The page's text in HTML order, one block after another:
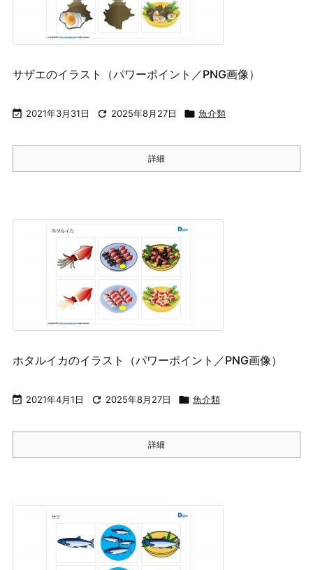
サザエのイラスト（パワーポイント／PNG画像）
 2021年3月31日  2025年8月27日  魚介類
詳細
ホタルイカのイラスト（パワーポイント／PNG画像）
 2021年4月1日  2025年8月27日  魚介類
詳細